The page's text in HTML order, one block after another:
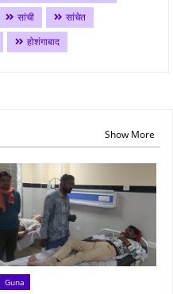
सांची
सांचेत
होशंगाबाद
Show More
Guna